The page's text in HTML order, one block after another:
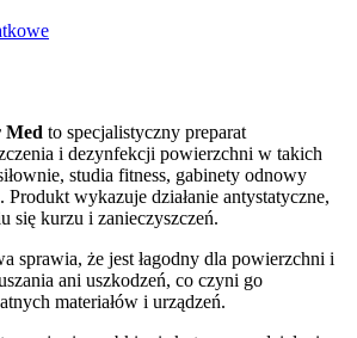
Med to specjalistyczny preparat
i dezynfekcji powierzchni w takich
studia fitness, gabinety odnowy
wykazuje działanie antystatyczne,
się kurzu i zanieczyszczeń.
sprawia, że jest łagodny dla powierzchni i
ani uszkodzeń, co czyni go
materiałów i urządzeń.